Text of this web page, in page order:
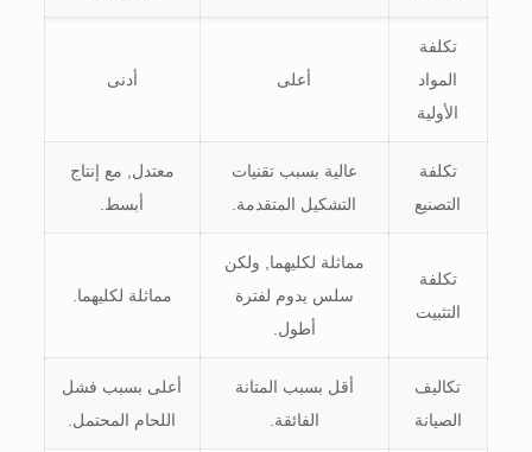
تكلفة
المواد
الأولية
أعلى أدنى
تكلفة
التصنيع
عالية بسبب تقنيات
التشكيل المتقدمة.
معتدل, مع إنتاج
أبسط.
تكلفة
التثبيت
مماثلة لكليهما, ولكن
سلس يدوم لفترة
أطول.
مماثلة لكليهما.
تكاليف
الصيانة
أقل بسبب المتانة
الفائقة.
أعلى بسبب فشل
اللحام المحتمل.